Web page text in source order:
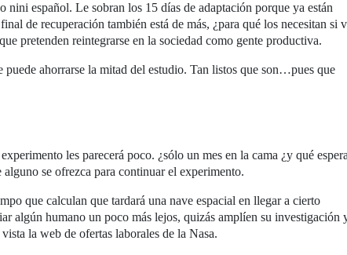
nini español. Le sobran los 15 días de adaptación porque ya están
de recuperación también está de más, ¿para qué los necesitan si
pretenden reintegrarse en la sociedad como gente productiva.
puede ahorrarse la mitad del estudio. Tan listos que son…pues que
les parecerá poco. ¿sólo un mes en la cama ¿y qué
se ofrezca para continuar el experimento.
que calculan que tardará una nave espacial en llegar a cierto
algún humano un poco más lejos, quizás amplíen su investigación
la web de ofertas laborales de la Nasa.